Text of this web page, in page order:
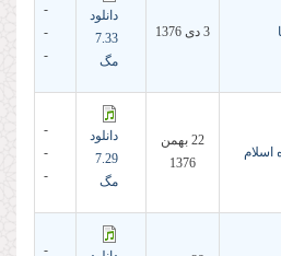
3 دى 1376
دانلود
7.33
مگ
-
-
-
اسلام
22 بهمن
1376
دانلود
7.29
مگ
-
-
-
-